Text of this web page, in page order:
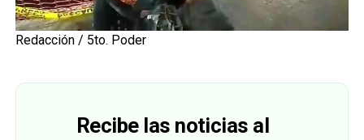
Redacción / 5to. Poder
Recibe las noticias al